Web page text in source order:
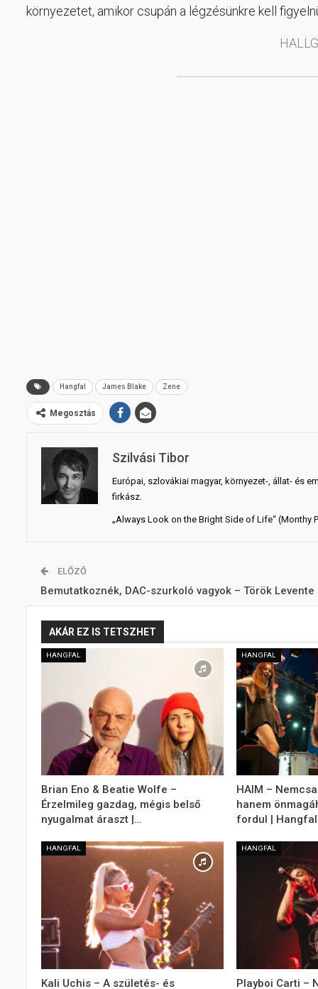
környezetet, amikor csupán a légzésünkre kell
Hangfal James Blake Zene
Megosztás
Szilvási Tibor
Európai, szlovákiai magyar, környezet-, állat- és
firkász.
„Always Look on the Bright Side of Life“ (Monthy
ELŐZŐ
Bemutatkoznék, DAC-szurkoló vagyok – Török Levente
AKÁR EZ IS TETSZHET
HANGFAL
Brian Eno & Beatie Wolfe –
Érzelmileg gazdag, mégis belső
nyugalmat áraszt |…
HANGFAL
HAIM –
hanem
fordul | Hangfal
HANGFAL
Kali Uchis – A születés- és
HANGFAL
Playboi Carti –